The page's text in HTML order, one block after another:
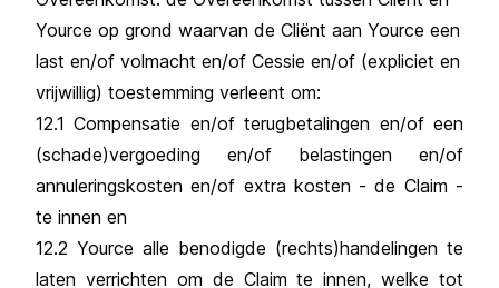
Yource op grond waarvan de Cliënt aan Yource een
last en/of volmacht en/of Cessie en/of (expliciet en
vrijwillig) toestemming verleent om:
12.1 Compensatie en/of terugbetalingen en/of een
(schade)vergoeding en/of belastingen en/of
annuleringskosten en/of extra kosten - de Claim -
te innen en
12.2 Yource alle benodigde (rechts)handelingen te
laten verrichten om de Claim te innen, welke tot